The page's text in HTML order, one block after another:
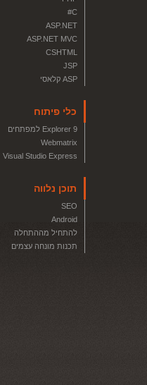
C#
ASP.NET
ASP.NET MVC
CSHTML
JSP
ASP קלאסי
כלי פיתוח
Explorer 9 למפתחים
Webmatrix
Visual Studio Express
תוכן נלווה
SEO
Android
להתחיל מההתחלה
תכנות מונחה עצמים